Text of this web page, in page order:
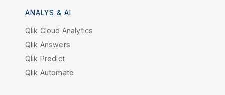
ANALYS & AI
Qlik Cloud Analytics
Qlik Answers
Qlik Predict
Qlik Automate